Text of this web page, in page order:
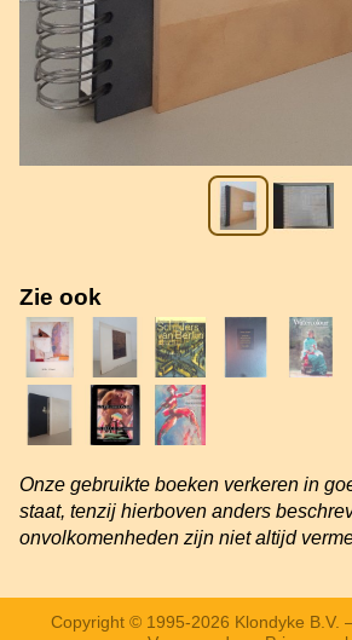
Zie ook
Onze gebruikte boeken verkeren in
staat, tenzij hierboven anders
onvolkomenheden zijn niet altijd
Copyright © 1995-2026 Klondyke B.V.